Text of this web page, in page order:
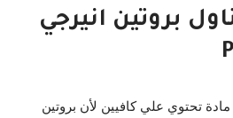
بروتين انيرجي
تحتوي علي كافيين لأن بروتين